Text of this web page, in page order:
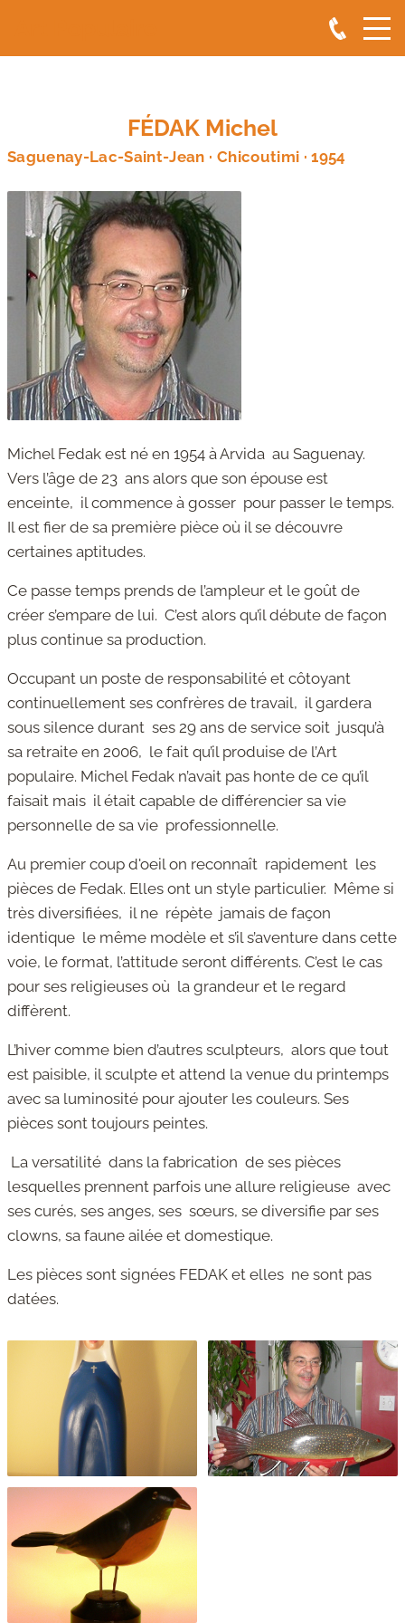
FÉDAK Michel
Saguenay-Lac-Saint-Jean · Chicoutimi · 1954
Michel Fedak est né en 1954 à Arvida au Saguenay.
Vers l’âge de 23 ans alors que son épouse est
enceinte, il commence à gosser pour passer le temps.
Il est fier de sa première pièce où il se découvre
certaines aptitudes.
Ce passe temps prends de l’ampleur et le goût de
créer s’empare de lui. C’est alors qu’il débute de façon
plus continue sa production.
Occupant un poste de responsabilité et côtoyant
continuellement ses confrères de travail, il gardera
sous silence durant ses 29 ans de service soit jusqu’à
sa retraite en 2006, le fait qu’il produise de l’Art
populaire. Michel Fedak n’avait pas honte de ce qu’il
faisait mais il était capable de différencier sa vie
personnelle de sa vie professionnelle.
Au premier coup d'oeil on reconnaît rapidement les
pièces de Fedak. Elles ont un style particulier. Même si
très diversifiées, il ne répète jamais de façon
identique le même modèle et s’il s’aventure dans cette
voie, le format, l’attitude seront différents. C’est le cas
pour ses religieuses où la grandeur et le regard
diffèrent.
L’hiver comme bien d’autres sculpteurs, alors que tout
est paisible, il sculpte et attend la venue du printemps
avec sa luminosité pour ajouter les couleurs. Ses
pièces sont toujours peintes.
La versatilité dans la fabrication de ses pièces
lesquelles prennent parfois une allure religieuse avec
ses curés, ses anges, ses sœurs, se diversifie par ses
clowns, sa faune ailée et domestique.
Les pièces sont signées FEDAK et elles ne sont pas
datées.